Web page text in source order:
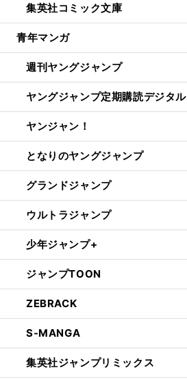
集英社コミック文庫
青年マンガ
週刊ヤングジャンプ
ヤングジャンプ定期購読デジタル
ヤンジャン！
となりのヤングジャンプ
グランドジャンプ
ウルトラジャンプ
少年ジャンプ+
ジャンプTOON
ZEBRACK
S-MANGA
集英社ジャンプリミックス